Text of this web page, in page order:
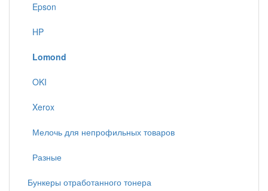
Epson
HP
Lomond
OKI
Xerox
Мелочь для непрофильных товаров
Разные
Бункеры отработанного тонера